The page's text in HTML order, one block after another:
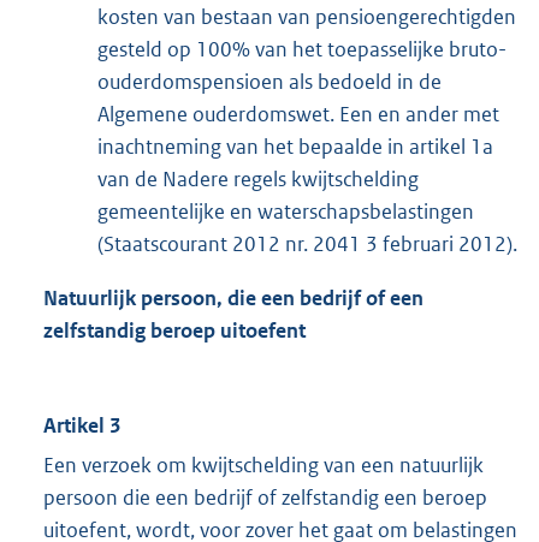
kosten van bestaan van pensioengerechtigden
gesteld op 100% van het toepasselijke bruto-
ouderdomspensioen als bedoeld in de
Algemene ouderdomswet. Een en ander met
inachtneming van het bepaalde in artikel 1a
van de Nadere regels kwijtschelding
gemeentelijke en waterschapsbelastingen
(Staatscourant 2012 nr. 2041 3 februari 2012).
Natuurlijk persoon, die een bedrijf of een
zelfstandig beroep uitoefent
Artikel 3
Een verzoek om kwijtschelding van een natuurlijk
persoon die een bedrijf of zelfstandig een beroep
uitoefent, wordt, voor zover het gaat om belastingen